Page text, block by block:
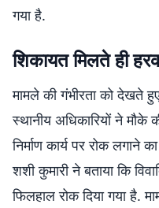
गया है.
शिकायत मिलते ही
मामले की गंभीरता को देखते
स्थानीय अधिकारियों ने मौके
निर्माण कार्य पर रोक लगाने
शशी कुमारी ने बताया कि
फिलहाल रोक दिया गया है.